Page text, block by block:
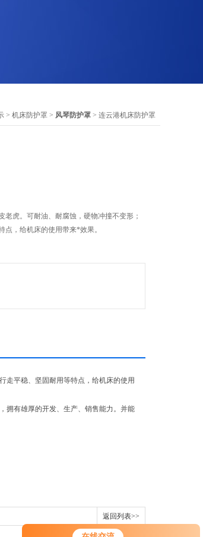
> 机床防护罩 > 风琴防护罩 > 连云港机床防护罩
虎。可耐油、耐腐蚀，硬物冲撞不变形；
，给机床的使用带来*效果。
走平稳、坚固耐用等特点，给机床的使用
拥有雄厚的开发、生产、销售能力。并能
返回列表>>